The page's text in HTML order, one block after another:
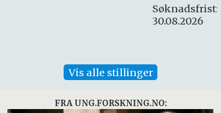
Vis alle stillinger
FRA UNG.FORSKNING.NO: